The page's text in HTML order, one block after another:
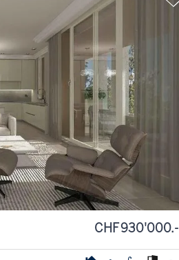
CHF 930'000.-